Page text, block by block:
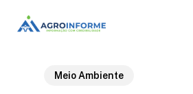
Meio Ambiente